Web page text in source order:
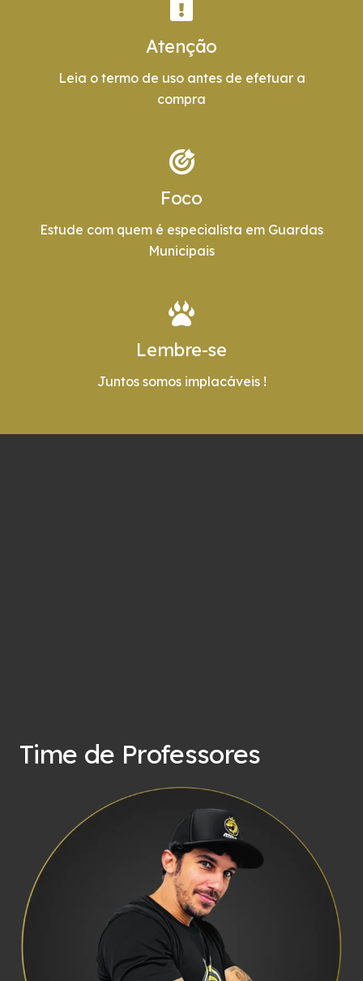
Atenção
Leia o termo de uso antes de efetuar a
compra
Foco
Estude com quem é especialista em Guardas
Municipais
Lembre-se
Juntos somos implacáveis !
Time de Professores